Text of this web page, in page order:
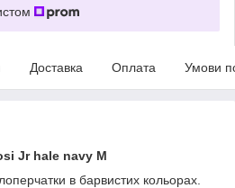
Доставка Оплата Умови
Jr hale navy M
в барвистих кольорах.